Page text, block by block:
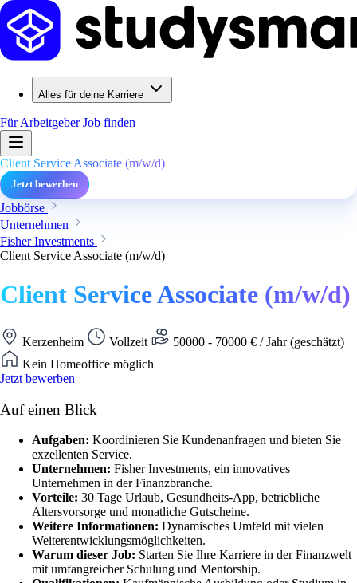
Alles für deine Karriere
Für ArbeitgeberJob finden
Client Service Associate (m/w/d)
Jetzt bewerben
Jobbörse
Unternehmen
Fisher Investments
Client Service Associate (m/w/d)
Client Service Associate (m/w/d)
Kerzenheim Vollzeit
50000 - 70000 € / Jahr (geschätzt)
Kein Homeoffice möglich
Jetzt bewerben
Auf einen Blick
Aufgaben: Koordinieren Sie Kundenanfragen und bieten Sie
exzellenten Service.
Unternehmen: Fisher Investments, ein innovatives
Unternehmen in der Finanzbranche.
Vorteile: 30 Tage Urlaub, Gesundheits-App, betriebliche
Altersvorsorge und monatliche Gutscheine.
Weitere Informationen: Dynamisches Umfeld mit vielen
Weiterentwicklungsmöglichkeiten.
Warum dieser Job: Starten Sie Ihre Karriere in der Finanzwelt
mit umfangreicher Schulung und Mentorship.